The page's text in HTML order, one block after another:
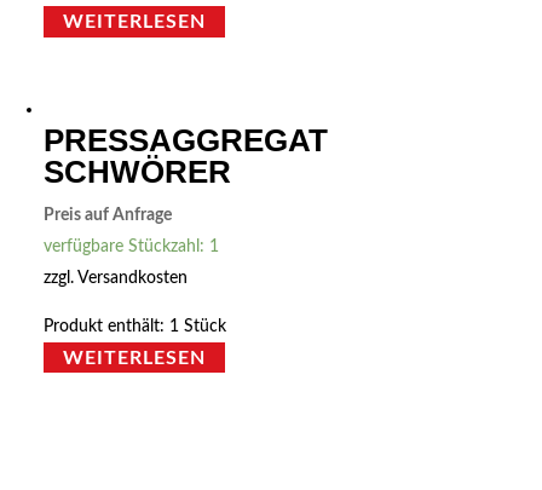
WEITERLESEN
PRESSAGGREGAT
SCHWÖRER
Preis auf Anfrage
verfügbare Stückzahl: 1
zzgl.Versandkosten
Produkt enthält: 1Stück
WEITERLESEN